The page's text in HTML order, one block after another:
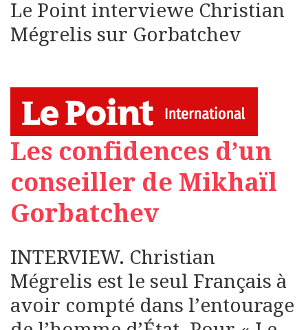
Le Point interviewe Christian
Mégrelis sur Gorbatchev
Les confidences d’un
conseiller de Mikhaïl
Gorbatchev
INTERVIEW. Christian
Mégrelis est le seul Français à
avoir compté dans l’entourage